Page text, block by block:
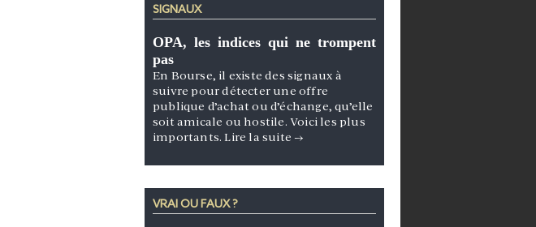
SIGNAUX
OPA, les indices qui ne trompent
pas
En Bourse, il existe des signaux à
suivre pour détecter une offre
publique d’achat ou d’échange, qu’elle
soit amicale ou hostile. Voici les plus
importants.Lire la suite →
VRAI OU FAUX ?